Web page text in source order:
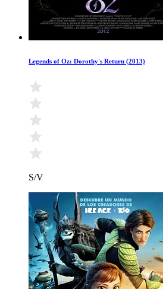
Legends of Oz: Dorothy's Return (2013)
S/V